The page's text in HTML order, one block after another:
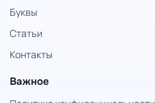
Буквы
Статьи
Контакты
Важное